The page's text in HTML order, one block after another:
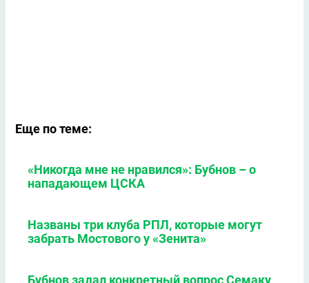
Еще по теме:
«Никогда мне не нравился»: Бубнов – о
нападающем ЦСКА
Названы три клуба РПЛ, которые могут
забрать Мостового у «Зенита»
Бубнов задал конкретный вопрос Семаку